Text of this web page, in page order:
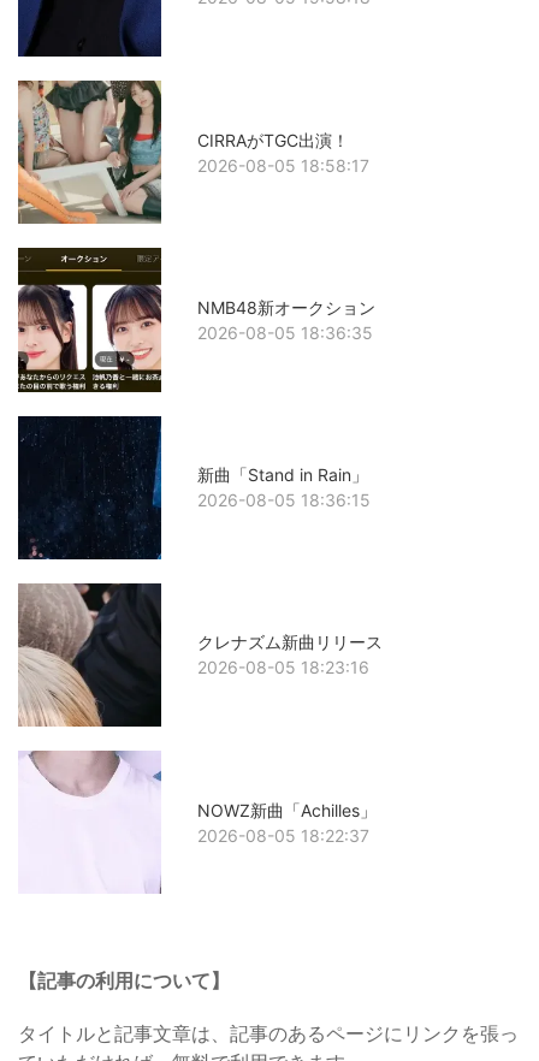
CIRRAがTGC出演！
2026-08-05 18:58:17
NMB48新オークション
2026-08-05 18:36:35
新曲「Stand in Rain」
2026-08-05 18:36:15
クレナズム新曲リリース
2026-08-05 18:23:16
NOWZ新曲「Achilles」
2026-08-05 18:22:37
【記事の利用について】
タイトルと記事文章は、記事のあるページにリンクを張っ